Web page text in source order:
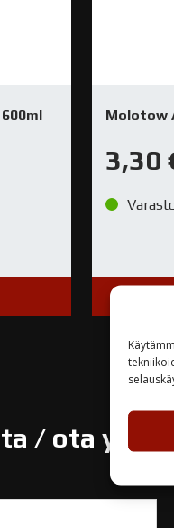
Molotow
3,30
/ ota